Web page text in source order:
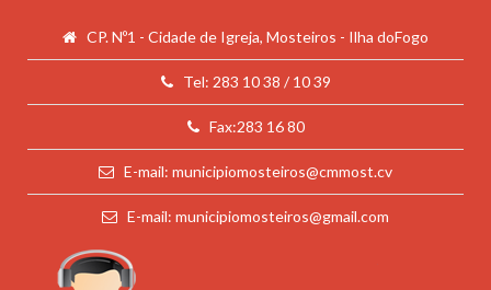
CP. Nº1 - Cidade de Igreja, Mosteiros - Ilha doFogo
Tel: 283 10 38 / 10 39
Fax:283 16 80
E-mail: municipiomosteiros@cmmost.cv
E-mail: municipiomosteiros@gmail.com